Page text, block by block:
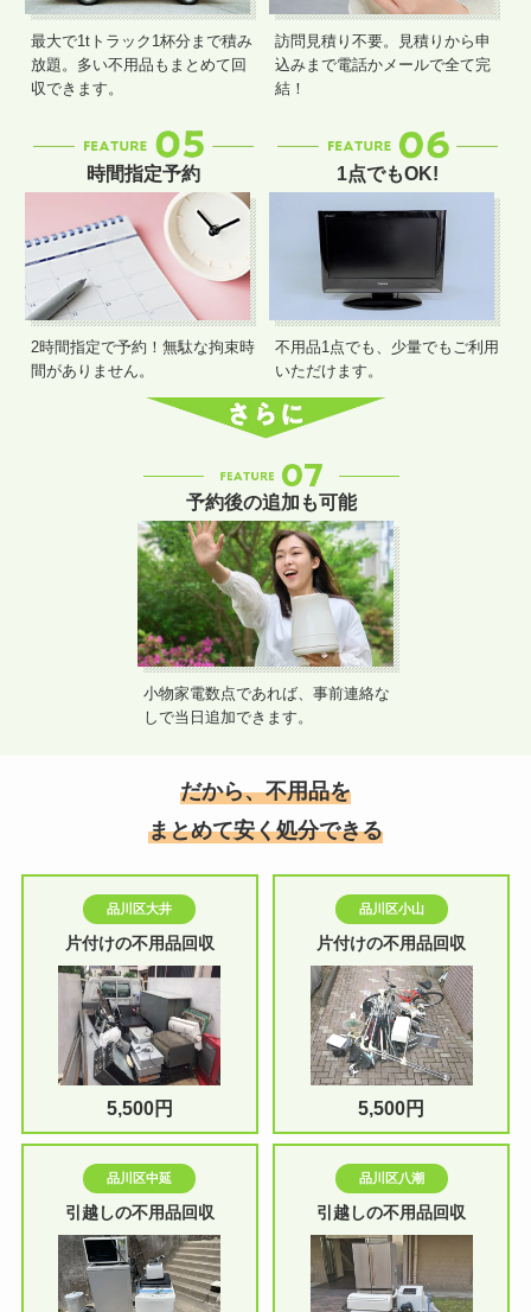
最大で1tトラック1杯分まで積み
放題。多い不用品もまとめて回
収できます。
訪問見積り不要。見積りから申
込みまで電話かメールで全て完
結！
時間指定予約
2時間指定で予約！無駄な拘束時
間がありません。
1点でもOK!
不用品1点でも、少量でもご利用
いただけます。
予約後の追加も可能
小物家電数点であれば、事前連絡な
しで当日追加できます。
だから、不用品を
まとめて安く処分できる
品川区大井
片付けの不用品回収
5,500円
品川区小山
片付けの不用品回収
5,500円
品川区中延
引越しの不用品回収
品川区八潮
引越しの不用品回収